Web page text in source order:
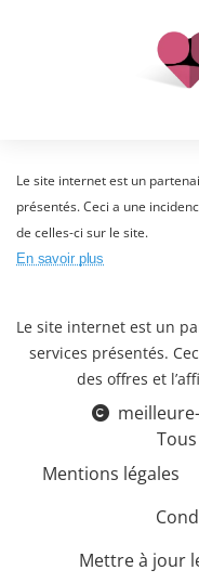
Le site internet est un
présentés. Ceci a une
de celles-ci sur le site.
En savoir plus
Le site internet est un
services présentés.
des offres et
Mentions légales
Mettre à jour